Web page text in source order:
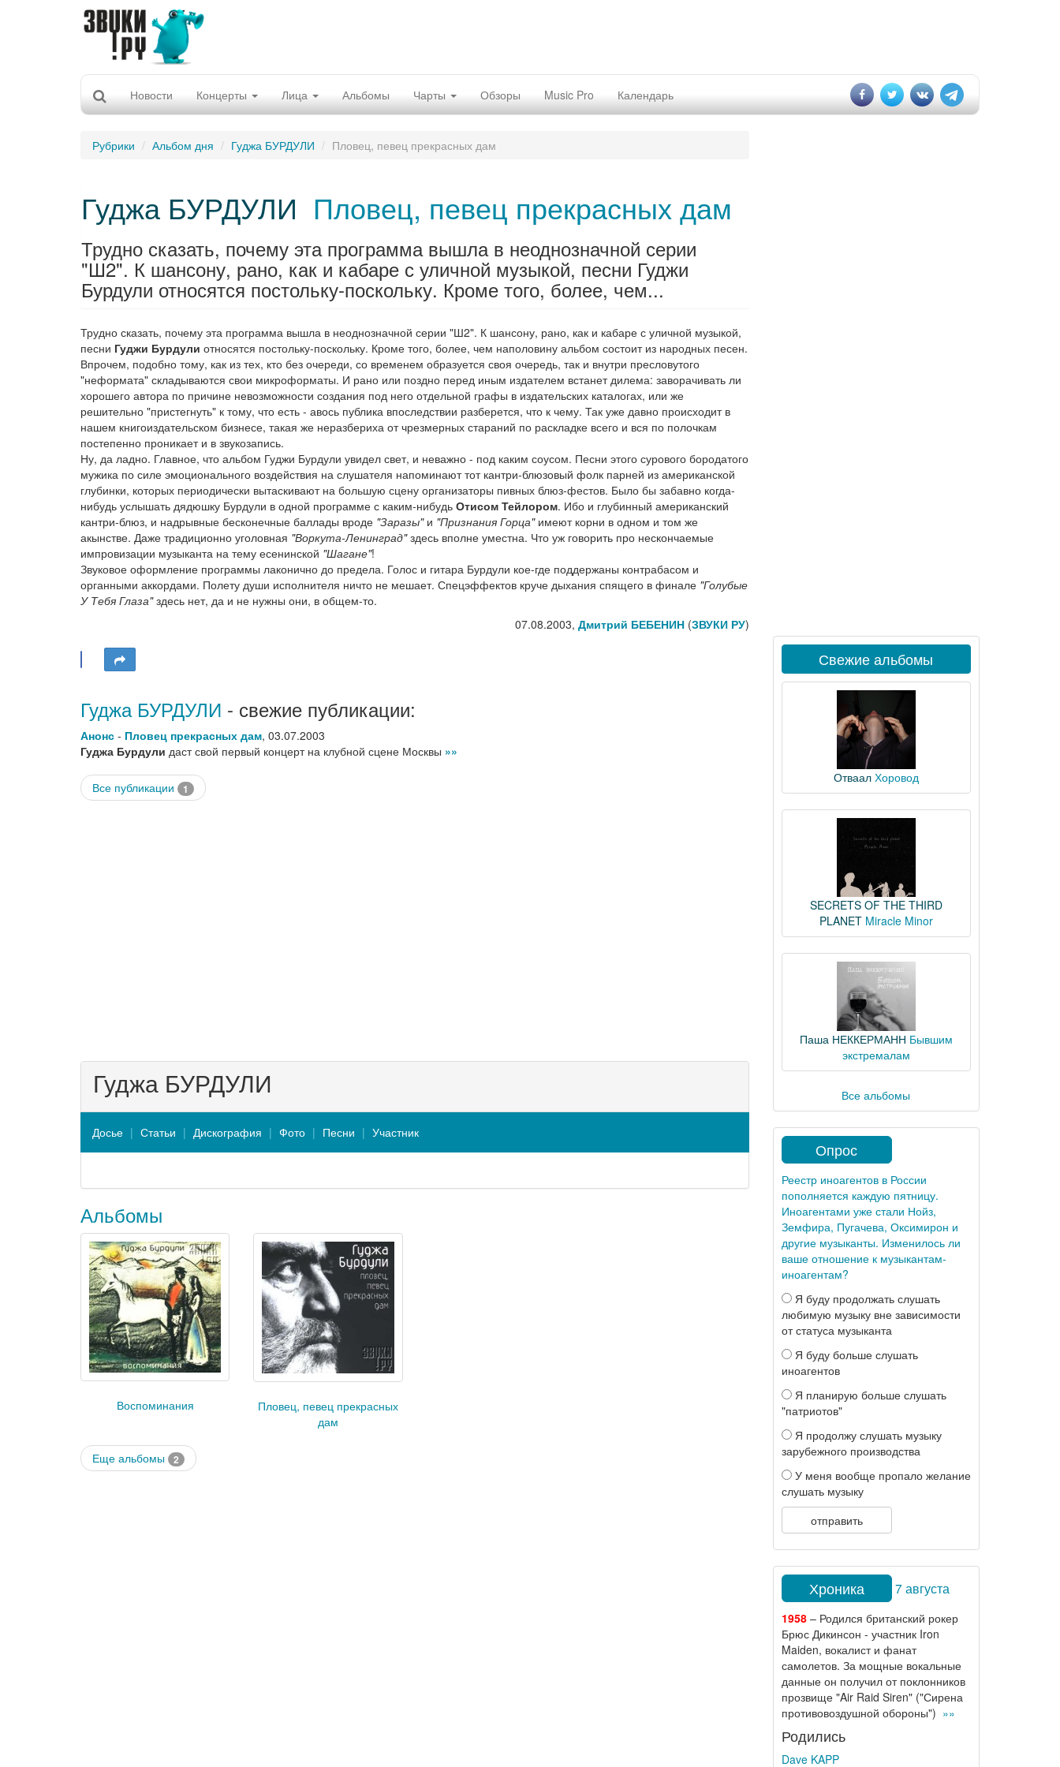
Новости Концерты Лица Альбомы Чарты Обзоры Music Pro Календарь
Рубрики Альбом дня Гуджа БУРДУЛИ Пловец, певец прекрасных дам
Гуджа БУРДУЛИ Пловец, певец прекрасных дам
Трудно сказать, почему эта программа вышла в неоднозначной серии
"Ш2". К шансону, рано, как и кабаре с уличной музыкой, песни Гуджи
Бурдули относятся постольку-поскольку. Кроме того, более, чем...
Трудно сказать, почему эта программа вышла в неоднозначной серии "Ш2". К шансону, рано, как и кабаре с уличной музыкой,
песни Гуджи Бурдули относятся постольку-поскольку. Кроме того, более, чем наполовину альбом состоит из народных песен.
Впрочем, подобно тому, как из тех, кто без очереди, со временем образуется своя очередь, так и внутри пресловутого
"неформата" складываются свои микроформаты. И рано или поздно перед иным издателем встанет дилема: заворачивать ли
хорошего автора по причине невозможности создания под него отдельной графы в издательских каталогах, или же
решительно "пристегнуть" к тому, что есть - авось публика впоследствии разберется, что к чему. Так уже давно происходит в
нашем книгоиздательском бизнесе, такая же неразбериха от чрезмерных стараний по раскладке всего и вся по полочкам
постепенно проникает и в звукозапись.
Ну, да ладно. Главное, что альбом Гуджи Бурдули увидел свет, и неважно - под каким соусом. Песни этого сурового бородатого
мужика по силе эмоционального воздействия на слушателя напоминают тот кантри-блюзовый фолк парней из американской
глубинки, которых периодически вытаскивают на большую сцену организаторы пивных блюз-фестов. Было бы забавно когда-
нибудь услышать дядюшку Бурдули в одной программе с каким-нибудь Отисом Тейлором. Ибо и глубинный американский
кантри-блюз, и надрывные бесконечные баллады вроде "Заразы"и "Признания Горца"имеют корни в одном и том же
акынстве. Даже традиционно уголовная "Воркута-Ленинград"здесь вполне уместна. Что уж говорить про нескончаемые
импровизации музыканта на тему есенинской "Шагане"!
Звуковое оформление программы лаконично до предела. Голос и гитара Бурдули кое-где поддержаны контрабасом и
органными аккордами. Полету души исполнителя ничто не мешает. Спецэффектов круче дыхания спящего в финале "Голубые
У Тебя Глаза"здесь нет, да и не нужны они, в общем-то.
07.08.2003, Дмитрий БЕБЕНИН(ЗВУКИ РУ)
Гуджа БУРДУЛИ - свежие публикации:
Анонс - Пловец прекрасных дам, 03.07.2003
Гуджа Бурдули даст свой первый концерт на клубной сцене Москвы »»
Все публикации 1
Гуджа БУРДУЛИ
Досье Статьи Дискография Фото Песни Участник
Альбомы
Воспоминания
Пловец, певец прекрасных
дам
Еще альбомы 2
Свежие альбомы
Отваал Хоровод
SECRETS OF THE THIRD
PLANET Miracle Minor
Паша НЕККЕРМАНН Бывшим
экстремалам
Все альбомы
Опрос
Реестр иноагентов в России
пополняется каждую пятницу.
Иноагентами уже стали Нойз,
Земфира, Пугачева, Оксимирон и
другие музыканты. Изменилось ли
ваше отношение к музыкантам-
иноагентам?
Я буду продолжать слушать
любимую музыку вне зависимости
от статуса музыканта
Я буду больше слушать
иноагентов
Я планирую больше слушать
"патриотов"
Я продолжу слушать музыку
зарубежного производства
У меня вообще пропало желание
слушать музыку
отправить
Хроника 7 августа
1958– Родился британский рокер
Брюс Дикинсон - участник Iron
Maiden, вокалист и фанат
самолетов. За мощные вокальные
данные он получил от поклонников
прозвище "Air Raid Siren" ("Сирена
противовоздушной обороны") »»
Родились
Dave KAPP